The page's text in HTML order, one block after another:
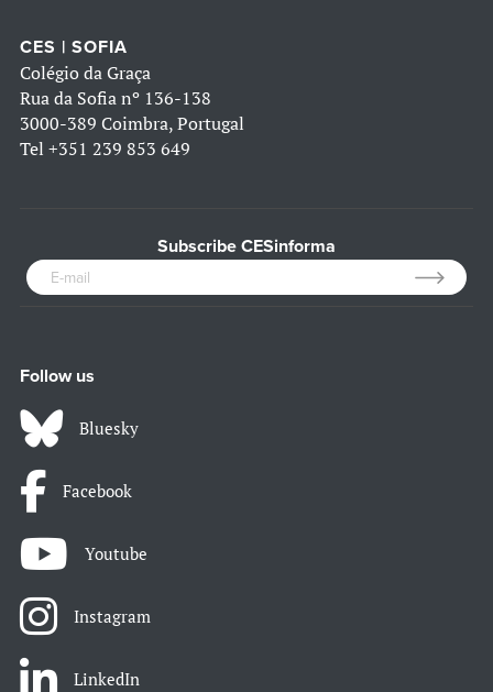
CES | SOFIA
Colégio da Graça
Rua da Sofia nº 136-138
3000-389 Coimbra, Portugal
Tel +351 239 853 649
Subscribe CESinforma
Follow us
Bluesky
Facebook
Youtube
Instagram
LinkedIn